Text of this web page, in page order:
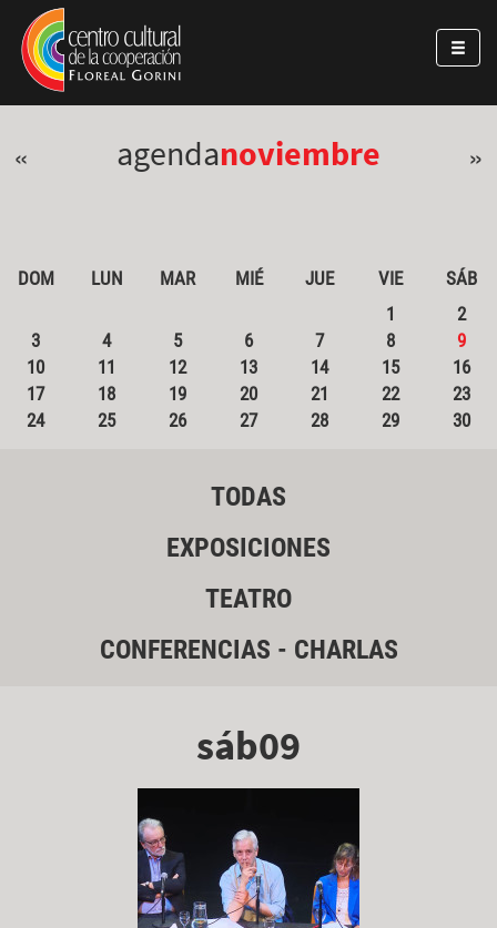
Pasar al contenido principal
Jump to main content
« agendanoviembre »
DOM LUN MAR MIÉ JUE VIE
SÁB
1
2
3
4 5 6 7 8
9
10
11 12 13 14 15
16
17
18 19 20 21 22
23
24
25 26 27 28 29 30
TODAS
EXPOSICIONES
TEATRO
CONFERENCIAS - CHARLAS
sáb09